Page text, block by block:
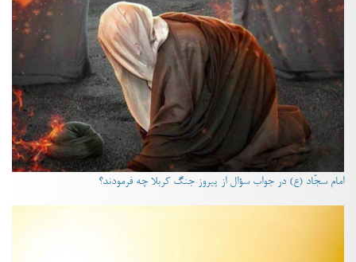
امام سجّاد (ع) در جواب سؤال از پیروز جنگ کربلا چه فرمودند؟